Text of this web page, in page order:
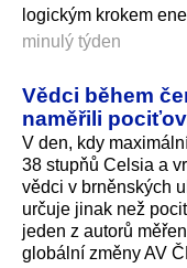
logickým krokem
minulý týden
Vědci během
naměřili
V den, kdy
38 stupňů Celsia a
vědci v brněnských
určuje jinak než
jeden z autorů
globální změny AV